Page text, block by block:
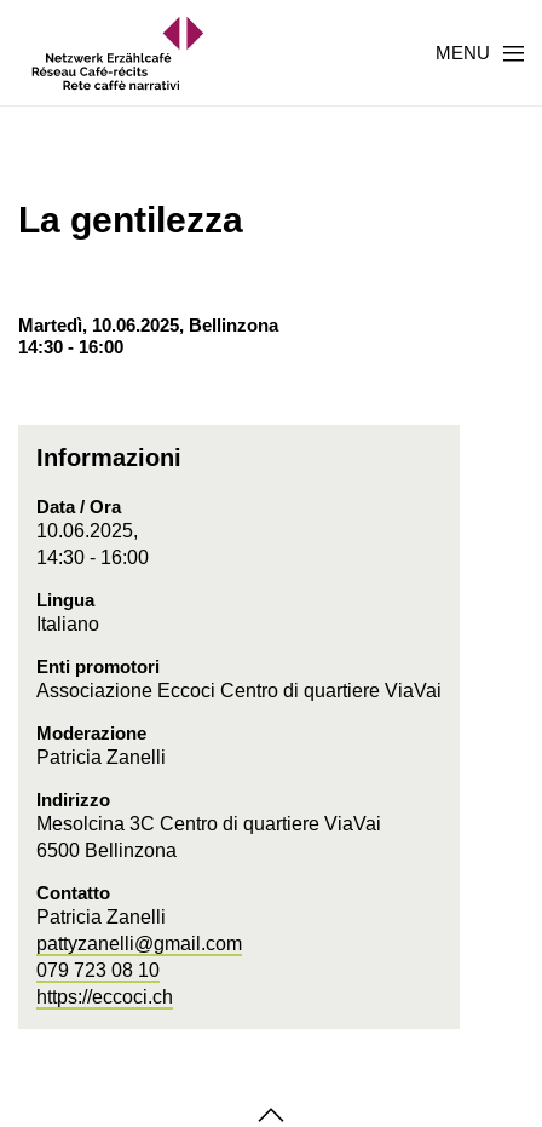
MENU
La gentilezza
Martedì, 10.06.2025, Bellinzona
14:30 - 16:00
Informazioni
Data / Ora
10.06.2025,
14:30 - 16:00
Lingua
Italiano
Enti promotori
Associazione Eccoci Centro di quartiere ViaVai
Moderazione
Patricia Zanelli
Indirizzo
Mesolcina 3C Centro di quartiere ViaVai
6500 Bellinzona
Contatto
Patricia Zanelli
pattyzanelli@gmail.com
079 723 08 10
https://eccoci.ch